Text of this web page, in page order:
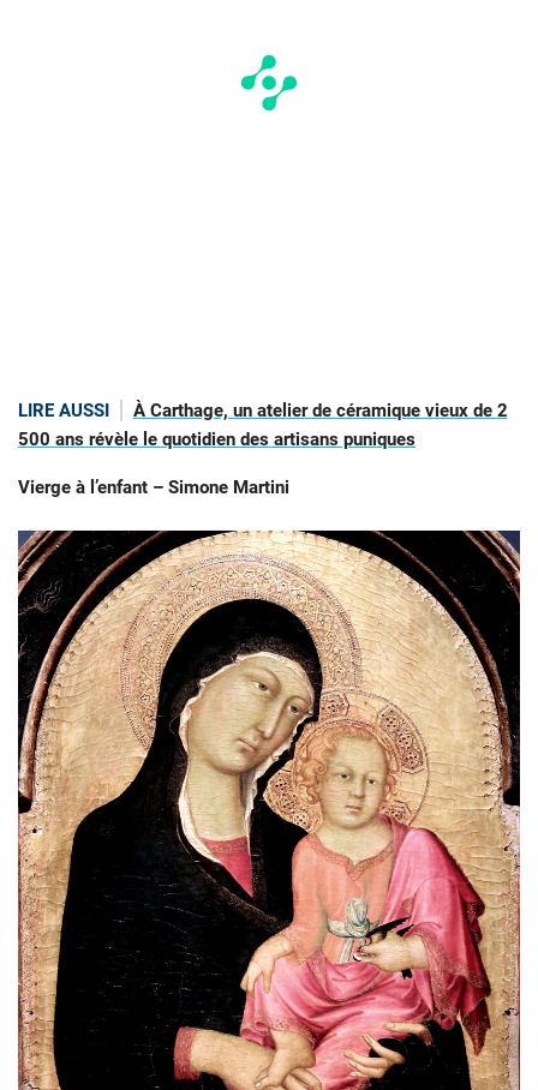
LIRE AUSSI
À Carthage, un atelier de céramique vieux de 2
500 ans révèle le quotidien des artisans puniques
Vierge à l’enfant – Simone Martini